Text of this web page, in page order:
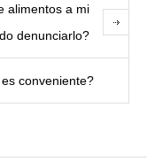
alimentos a mi
denunciarlo?
conveniente?